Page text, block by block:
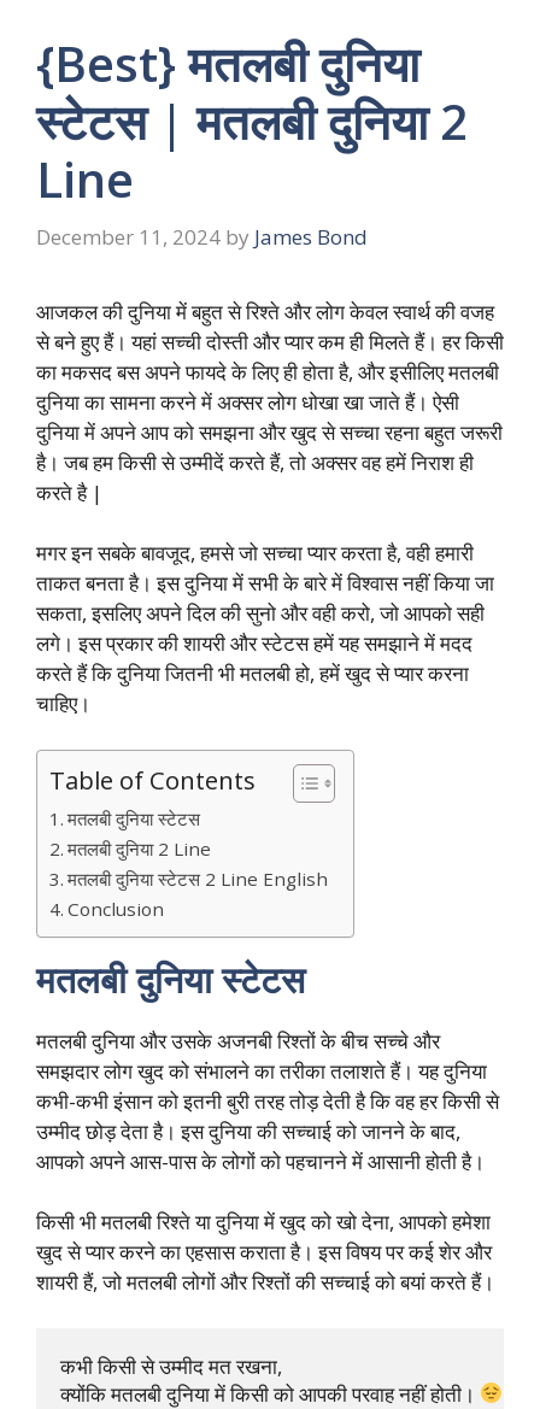
{Best} मतलबी दुनिया
स्टेटस | मतलबी दुनिया 2
Line
December 11, 2024 by James Bond
आजकल की दुनिया में बहुत से रिश्ते और लोग केवल स्वार्थ की वजह
से बने हुए हैं। यहां सच्ची दोस्ती और प्यार कम ही मिलते हैं। हर किसी
का मकसद बस अपने फायदे के लिए ही होता है, और इसीलिए मतलबी
दुनिया का सामना करने में अक्सर लोग धोखा खा जाते हैं। ऐसी
दुनिया में अपने आप को समझना और खुद से सच्चा रहना बहुत जरूरी
है। जब हम किसी से उम्मीदें करते हैं, तो अक्सर वह हमें निराश ही
करते है |
मगर इन सबके बावजूद, हमसे जो सच्चा प्यार करता है, वही हमारी
ताकत बनता है। इस दुनिया में सभी के बारे में विश्वास नहीं किया जा
सकता, इसलिए अपने दिल की सुनो और वही करो, जो आपको सही
लगे। इस प्रकार की शायरी और स्टेटस हमें यह समझाने में मदद
करते हैं कि दुनिया जितनी भी मतलबी हो, हमें खुद से प्यार करना
चाहिए।
Table of Contents
मतलबी दुनिया स्टेटस
मतलबी दुनिया 2 Line
मतलबी दुनिया स्टेटस 2 Line English
Conclusion
मतलबी दुनिया स्टेटस
मतलबी दुनिया और उसके अजनबी रिश्तों के बीच सच्चे और
समझदार लोग खुद को संभालने का तरीका तलाशते हैं। यह दुनिया
कभी-कभी इंसान को इतनी बुरी तरह तोड़ देती है कि वह हर किसी से
उम्मीद छोड़ देता है। इस दुनिया की सच्चाई को जानने के बाद,
आपको अपने आस-पास के लोगों को पहचानने में आसानी होती है।
किसी भी मतलबी रिश्ते या दुनिया में खुद को खो देना, आपको हमेशा
खुद से प्यार करने का एहसास कराता है। इस विषय पर कई शेर और
शायरी हैं, जो मतलबी लोगों और रिश्तों की सच्चाई को बयां करते हैं।
कभी किसी से उम्मीद मत रखना,
क्योंकि मतलबी दुनिया में किसी को आपकी परवाह नहीं होती।